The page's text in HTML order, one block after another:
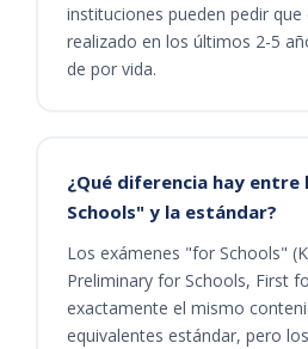
instituciones pueden pedir que
realizado en los últimos 2-5
de por vida.
¿Qué diferencia hay
Schools" y la estándar?
Los exámenes "for Schools"
Preliminary for Schools, First
exactamente el mismo
equivalentes estándar, pero